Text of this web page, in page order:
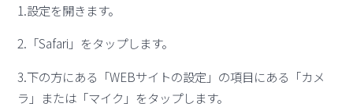
1.設定を開きます。
2.「Safari」をタップします。
3.下の方にある「WEBサイトの設定」の項目にある「カメ
ラ」または「マイク」をタップします。